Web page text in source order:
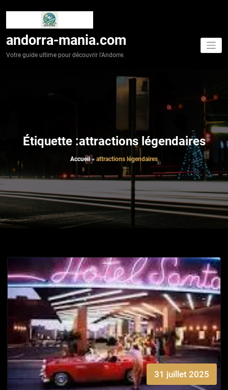
andorra-mania.com
Votre guide ultime pour découvrir l'Andorre.
Étiquette :attractions légendaires
Accueil» attractions légendaires
31 juillet 2025